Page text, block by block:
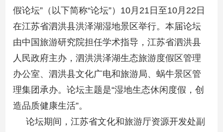
假论坛”（以下简称“论坛”）10月21日至10月22日
在江苏省泗洪县洪泽湖湿地景区举行。本届论坛
由中国旅游研究院担任学术指导，江苏省泗洪县
人民政府主办，泗洪洪泽湖生态旅游度假区管理
办公室、泗洪县文化广电和旅游局、蜗牛景区管
理集团承办。论坛主题是“湿地生态休闲度假，创
造品质健康生活”。
论坛期间，江苏省文化和旅游厅资源开发处副